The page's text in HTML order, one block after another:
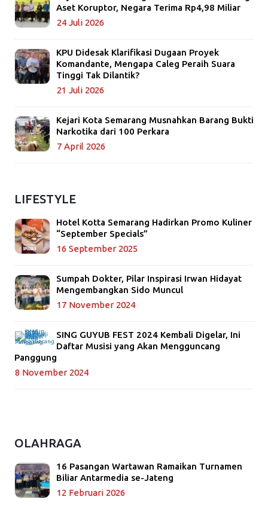
Aset Koruptor, Negara Terima Rp4,98 Miliar
24 Juli 2026
KPU Didesak Klarifikasi Dugaan Proyek
Komandante, Mengapa Caleg Peraih Suara
Tinggi Tak Dilantik?
21 Juli 2026
Kejari Kota Semarang Musnahkan Barang Bukti
Narkotika dari 100 Perkara
7 April 2026
LIFESTYLE
Hotel Kotta Semarang Hadirkan Promo Kuliner
“September Specials”
16 September 2025
Sumpah Dokter, Pilar Inspirasi Irwan Hidayat
Mengembangkan Sido Muncul
17 November 2024
SING GUYUB FEST 2024 Kembali Digelar, Ini
Daftar Musisi yang Akan Mengguncang
Panggung
8 November 2024
OLAHRAGA
16 Pasangan Wartawan Ramaikan Turnamen
Biliar Antarmedia se-Jateng
12 Februari 2026